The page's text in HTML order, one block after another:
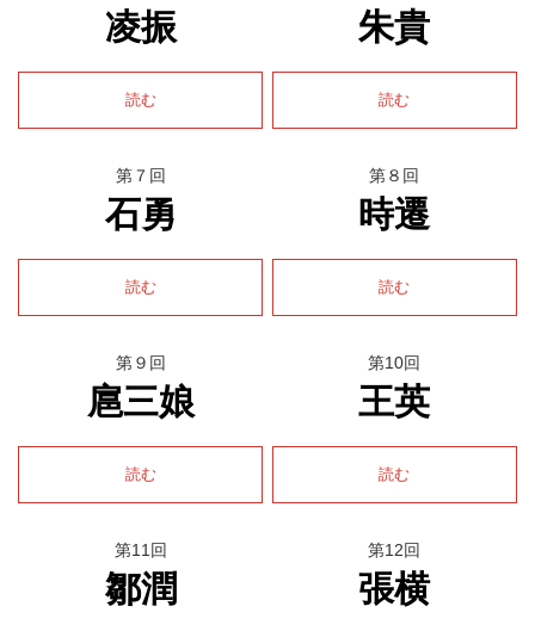
凌振
読む
朱貴
読む
第７回
石勇
読む
第８回
時遷
読む
第９回
扈三娘
読む
第10回
王英
読む
第11回
鄒潤
第12回
張横